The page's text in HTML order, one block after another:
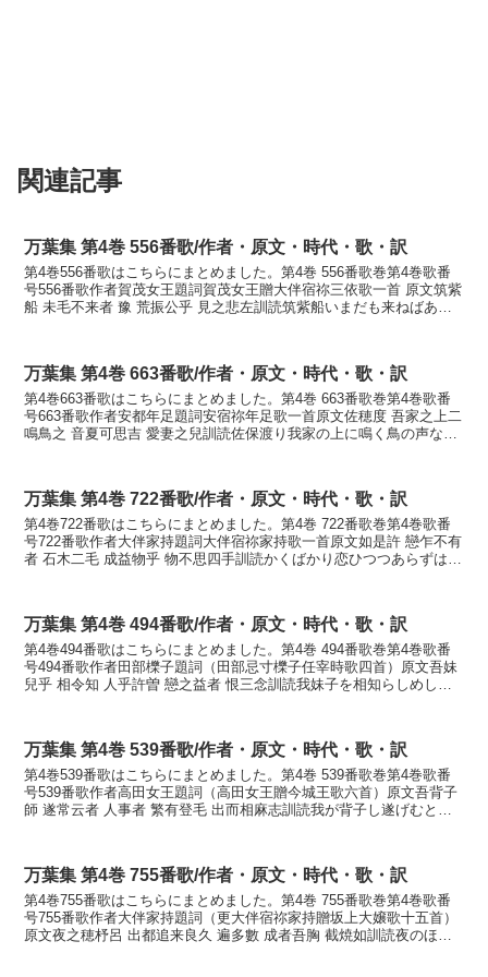
関連記事
万葉集 第4巻 556番歌/作者・原文・時代・歌・訳
第4巻556番歌はこちらにまとめました。第4巻 556番歌巻第4巻歌番
号556番歌作者賀茂女王題詞賀茂女王贈大伴宿祢三依歌一首 原文筑紫
船 未毛不来者 豫 荒振公乎 見之悲左訓読筑紫船いまだも来ねばあら
万葉集 第4巻 663番歌/作者・原文・時代・歌・訳
第4巻663番歌はこちらにまとめました。第4巻 663番歌巻第4巻歌番
号663番歌作者安都年足題詞安宿祢年足歌一首原文佐穂度 吾家之上二
鳴鳥之 音夏可思吉 愛妻之兒訓読佐保渡り我家の上に鳴く鳥の声なつ
万葉集 第4巻 722番歌/作者・原文・時代・歌・訳
第4巻722番歌はこちらにまとめました。第4巻 722番歌巻第4巻歌番
号722番歌作者大伴家持題詞大伴宿祢家持歌一首原文如是許 戀乍不有
者 石木二毛 成益物乎 物不思四手訓読かくばかり恋ひつつあらずは石
万葉集 第4巻 494番歌/作者・原文・時代・歌・訳
第4巻494番歌はこちらにまとめました。第4巻 494番歌巻第4巻歌番
号494番歌作者田部櫟子題詞（田部忌寸櫟子任宰時歌四首）原文吾妹
兒乎 相令知 人乎許曽 戀之益者 恨三念訓読我妹子を相知らしめし人
万葉集 第4巻 539番歌/作者・原文・時代・歌・訳
第4巻539番歌はこちらにまとめました。第4巻 539番歌巻第4巻歌番
号539番歌作者高田女王題詞（高田女王贈今城王歌六首）原文吾背子
師 遂常云者 人事者 繁有登毛 出而相麻志訓読我が背子し遂げむと言
万葉集 第4巻 755番歌/作者・原文・時代・歌・訳
第4巻755番歌はこちらにまとめました。第4巻 755番歌巻第4巻歌番
号755番歌作者大伴家持題詞（更大伴宿祢家持贈坂上大嬢歌十五首）
原文夜之穂杼呂 出都追来良久 遍多數 成者吾胸 截焼如訓読夜のほど